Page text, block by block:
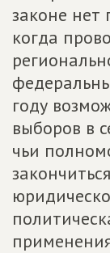
законе нет
когда
году
выборов в
чьи